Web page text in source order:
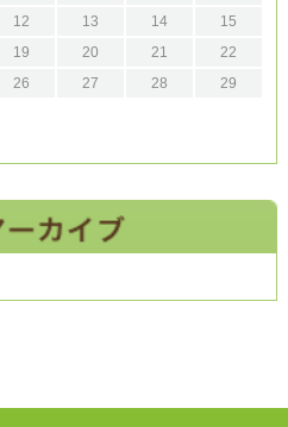
12 13 14
15
19 20 21
22
26 27 28
29